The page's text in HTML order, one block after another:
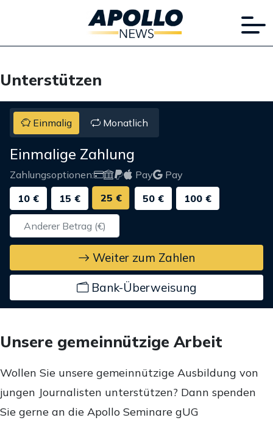
Unterstützen
Einmalig Monatlich
Einmalige Zahlung
Zahlungsoptionen: Pay
Pay
10 €
15 € 25 € 50 € 100 €
Weiter zum Zahlen
Bank-Überweisung
Unsere gemeinnützige Arbeit
Wollen Sie unsere gemeinnützige Ausbildung von
jungen Journalisten unterstützen? Dann spenden
Sie gerne an die Apollo Seminare gUG